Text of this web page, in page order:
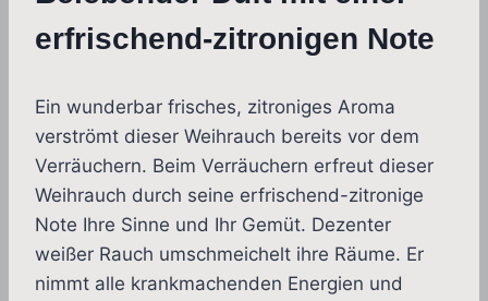
erfrischend-zitronigen Note
Ein wunderbar frisches, zitroniges Aroma
verströmt dieser Weihrauch bereits vor dem
Verräuchern. Beim Verräuchern erfreut dieser
Weihrauch durch seine erfrischend-zitronige
Note Ihre Sinne und Ihr Gemüt. Dezenter
weißer Rauch umschmeichelt ihre Räume. Er
nimmt alle krankmachenden Energien und